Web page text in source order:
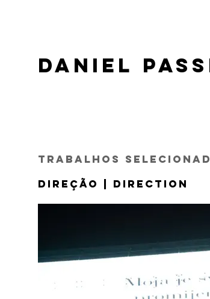
Daniel
Trabalhos
Direção | Direction